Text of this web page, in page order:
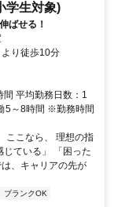
学生対象)
ばせる！
り徒歩10分
平均勤務日数：1
5～8時間 ※勤務時間
ここなら、 理想の指
ている」 「困った
、キャリアの先が
ブランクOK